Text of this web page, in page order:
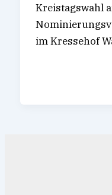
Kreistagswahl
im Kressehof